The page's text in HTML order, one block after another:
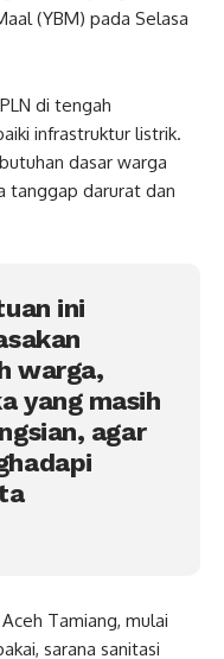
(YBM) pada Selasa
di tengah
infrastruktur listrik.
dasar warga
tanggap darurat dan
ini
warga,
yang masih
agar
Tamiang, mulai
sarana sanitasi